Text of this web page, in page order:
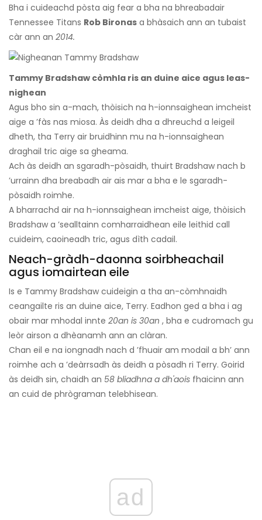
Bha i cuideachd pòsta aig fear a bha na bhreabadair
Tennessee Titans Rob Bironas a bhàsaich ann an tubaist
càr ann an 2014.
Tammy Bradshaw còmhla ris an duine aice agus leas-
nighean
Agus bho sin a-mach, thòisich na h-ionnsaighean imcheist
aige a ’fàs nas miosa. Às deidh dha a dhreuchd a leigeil
dheth, tha Terry air bruidhinn mu na h-ionnsaighean
draghail tric aige sa gheama.
Ach às deidh an sgaradh-pòsaidh, thuirt Bradshaw nach b
’urrainn dha breabadh air ais mar a bha e le sgaradh-
pòsaidh roimhe.
A bharrachd air na h-ionnsaighean imcheist aige, thòisich
Bradshaw a ’sealltainn comharraidhean eile leithid call
cuideim, caoineadh tric, agus dìth cadail.
Neach-gràdh-daonna soirbheachail
agus iomairtean eile
Is e Tammy Bradshaw cuideigin a tha an-còmhnaidh
ceangailte ris an duine aice, Terry. Eadhon ged a bha i ag
obair mar mhodal innte 20an is 30an , bha e cudromach gu
leòr airson a dhèanamh ann an clàran.
Chan eil e na iongnadh nach d ’fhuair am modail a bh’ ann
roimhe ach a ’deàrrsadh às deidh a pòsadh ri Terry. Goirid
às deidh sin, chaidh an 58 bliadhna a dh'aois fhaicinn ann
an cuid de phrògraman telebhisean.
ad